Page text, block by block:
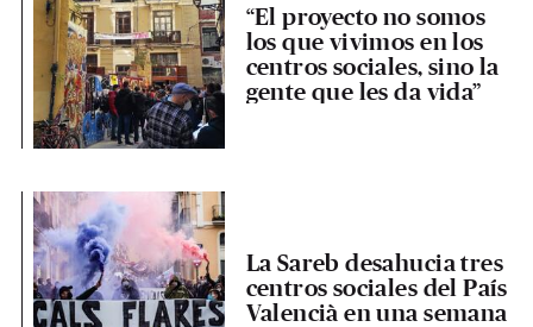
“El proyecto no somos
los que vivimos en los
centros sociales, sino la
gente que les da vida”
La Sareb desahucia tres
centros sociales del País
Valencià en una semana